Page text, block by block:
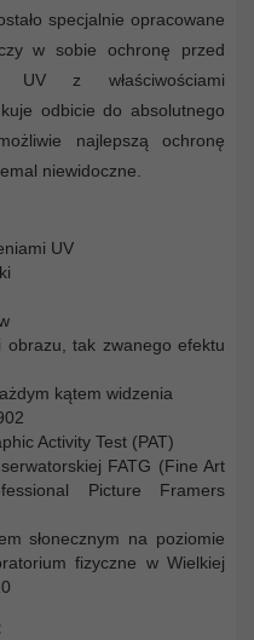
specjalnie opracowane
w sobie ochronę przed
UV z właściwościami
odbicie do absolutnego
najlepszą ochronę
niewidoczne.
UV
obrazu, tak zwanego efektu
kątem widzenia
Activity Test (PAT)
FATG (Fine Art
Picture Framers
słonecznym na poziomie
fizyczne w Wielkiej